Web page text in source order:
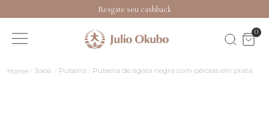
Resgate seu cashback
0
Joias Pulseira Pulseira de ágata negra com pérolas em prata